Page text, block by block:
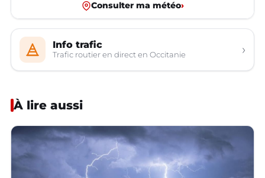
Consulter ma météo›
Info trafic
Trafic routier en direct en Occitanie ›
À lire aussi